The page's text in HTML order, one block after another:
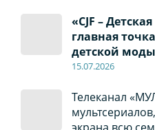
«CJF –
главная
детской моды
15.07.2026
Телеканал